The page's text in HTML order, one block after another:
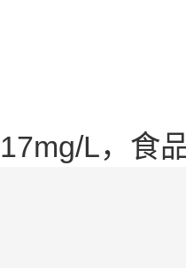
17mg/L，食